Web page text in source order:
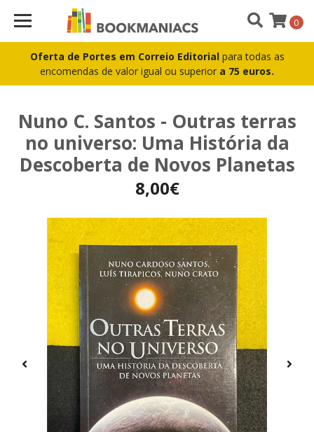
Oferta de Portes em Correio Editorial para todas as
encomendas de valor igual ou superior a 75 euros.
0
Nuno C. Santos - Outras terras
no universo: Uma História da
Descoberta de Novos Planetas
8,00€